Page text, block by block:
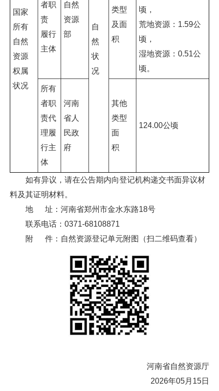
国家
所有
自然
资源
权属
状况
自
然
状
况
类型
及面
积
顷，
荒地资源：1.59公
顷，
湿地资源：0.51公
顷。
者职
责
履行
主体
自然
资源
部
其他
类型
面
积
124.00公顷
所有
者职
责代
理履
行主
体
河南
省人
民政
府
如有异议，请在公告期内向登记机构递交书面异议材
料及其证明材料。
地 址：河南省郑州市金水东路18号
联系电话：0371-68108871
附 件：自然资源登记单元附图（扫二维码查看）
河南省自然资源厅
2026年05月15日